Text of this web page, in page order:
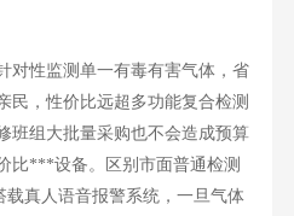
对性监测单一有毒有害气体，省
民，性价比远超多功能复合检测
班组大批量采购也不会造成预算
比***设备。区别市面普通检测
载真人语音报警系统，一旦气体